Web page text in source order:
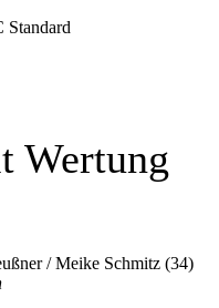
Standard
Wertung
/ Meike Schmitz (34)